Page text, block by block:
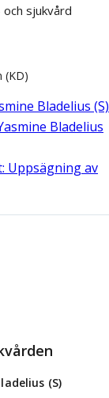
sjukvård
(KD)
Bladelius (S)
Bladelius
Uppsägning av
(S)